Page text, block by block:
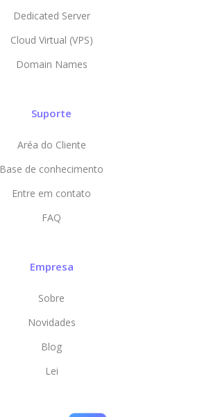
Dedicated Server
Cloud Virtual (VPS)
Domain Names
Suporte
Aréa do Cliente
Base de conhecimento
Entre em contato
FAQ
Empresa
Sobre
Novidades
Blog
Lei